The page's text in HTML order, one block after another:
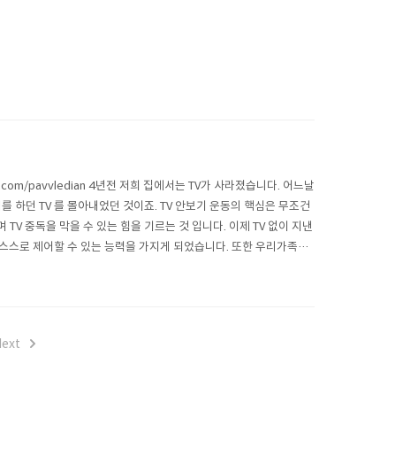
pavvledian 4년전 저희 집에서는 TV가 사라졌습니다. 어느날
하던 TV 를 몰아내었던 것이죠. TV 안보기 운동의 핵심은 무조건
중독을 막을 수 있는 힘을 기르는 것 입니다. 이제 TV 없이 지낸
로 제어할 수 있는 능력을 가지게 되었습니다. 또한 우리가족은